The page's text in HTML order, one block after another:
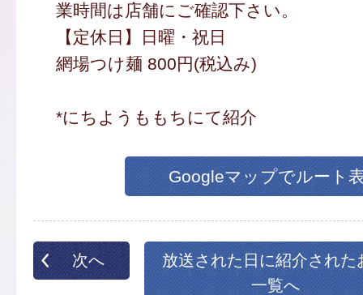
業時間は店舗にご確認下さい。
【定休日】日曜・祝日
網場つけ麺 800円(税込み)
*にちようももちにて紹介
Googleマップでルート
次へ
放送された日に紹介された
一覧へ